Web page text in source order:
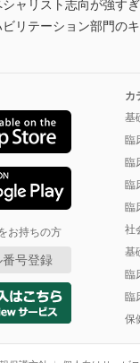
ャリスト志向が強すぎ
リテーション部門の
お持ちの方
番号登録
カ
基
臨
臨
臨
臨
社
基
臨
臨
保